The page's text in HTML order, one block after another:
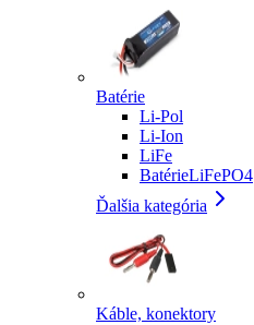
Batérie
Li-Pol
Li-Ion
LiFe
BatérieLiFePO4
Ďalšia kategória
Káble, konektory